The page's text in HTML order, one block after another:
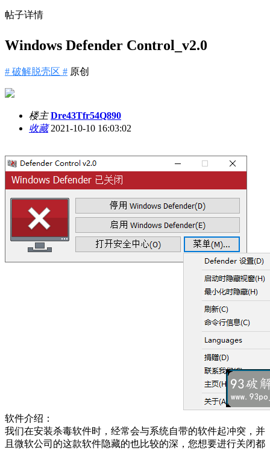
帖子详情
Windows Defender Control_v2.0
# 破解脱壳区 # 原创
楼主 Dre43Tfr54Q890
收藏2021-10-10 16:03:02
软件介绍：
我们在安装杀毒软件时，经常会与系统自带的软件起冲突，并
且微软公司的这款软件隐藏的也比较的深，您想要进行关闭都